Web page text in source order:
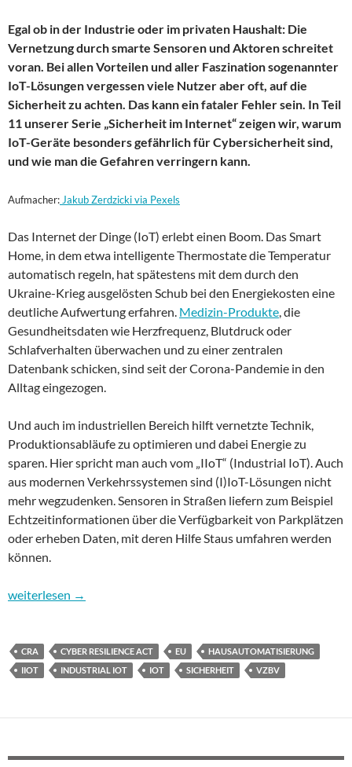
Egal ob in der Industrie oder im privaten Haushalt: Die
Vernetzung durch smarte Sensoren und Aktoren schreitet
voran. Bei allen Vorteilen und aller Faszination sogenannter
IoT-Lösungen vergessen viele Nutzer aber oft, auf die
Sicherheit zu achten. Das kann ein fataler Fehler sein. In Teil
11 unserer Serie „Sicherheit im Internet“ zeigen wir, warum
IoT-Geräte besonders gefährlich für Cybersicherheit sind,
und wie man die Gefahren verringern kann.
Aufmacher: Jakub Zerdzicki via Pexels
Das Internet der Dinge (IoT) erlebt einen Boom. Das Smart
Home, in dem etwa intelligente Thermostate die Temperatur
automatisch regeln, hat spätestens mit dem durch den
Ukraine-Krieg ausgelösten Schub bei den Energiekosten eine
deutliche Aufwertung erfahren. Medizin-Produkte, die
Gesundheitsdaten wie Herzfrequenz, Blutdruck oder
Schlafverhalten überwachen und zu einer zentralen
Datenbank schicken, sind seit der Corona-Pandemie in den
Alltag eingezogen.
Und auch im industriellen Bereich hilft vernetzte Technik,
Produktionsabläufe zu optimieren und dabei Energie zu
sparen. Hier spricht man auch vom „IIoT“ (Industrial IoT). Auch
aus modernen Verkehrssystemen sind (I)IoT-Lösungen nicht
mehr wegzudenken. Sensoren in Straßen liefern zum Beispiel
Echtzeitinformationen über die Verfügbarkeit von Parkplätzen
oder erheben Daten, mit deren Hilfe Staus umfahren werden
können.
Sicherheit im Internet – Teil 11: IoT, die unterschätzte Gefahr
weiterlesen →
CRA CYBER RESILIENCE ACT EU
HAUSAUTOMATISIERUNG
IIOT
INDUSTRIAL IOT IOT SICHERHEIT VZBV